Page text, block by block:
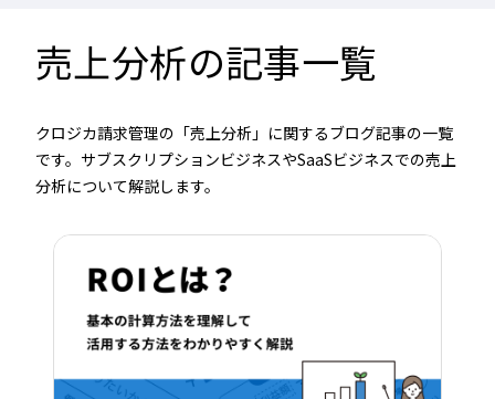
売上分析の記事一覧
クロジカ請求管理の「売上分析」に関するブログ記事の一覧
です。サブスクリプションビジネスやSaaSビジネスでの売上
分析について解説します。